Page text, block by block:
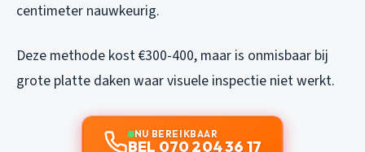
centimeter nauwkeurig.
Deze methode kost €300-400, maar is onmisbaar bij
grote platte daken waar visuele inspectie niet werkt.
NU BEREIKBAAR
BEL 070 204 36 17